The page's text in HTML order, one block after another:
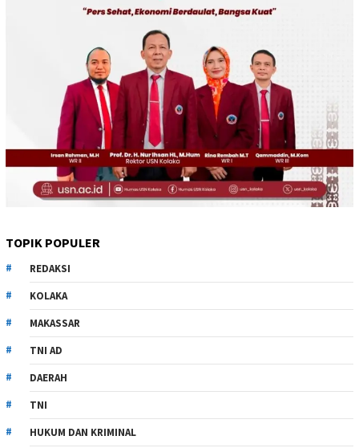
TOPIK POPULER
REDAKSI
KOLAKA
MAKASSAR
TNI AD
DAERAH
TNI
HUKUM DAN KRIMINAL